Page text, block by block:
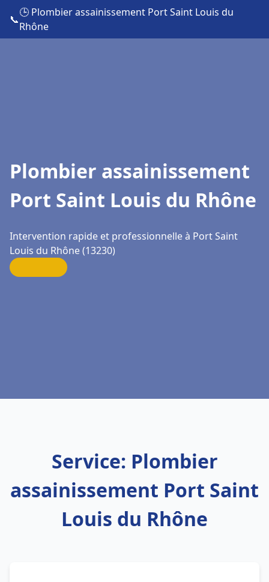
📞
🕒 Plombier assainissement Port Saint Louis du
Rhône
Plombier assainissement
Port Saint Louis du Rhône
Intervention rapide et professionnelle à Port Saint
Louis du Rhône (13230)
Service: Plombier
assainissement Port Saint
Louis du Rhône